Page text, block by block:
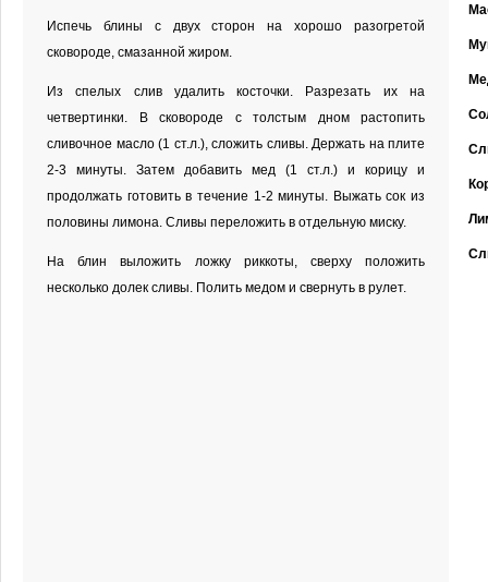
Испечь блины с двух сторон на хорошо разогретой
сковороде, смазанной жиром.
Из спелых слив удалить косточки. Разрезать их на
четвертинки. В сковороде с толстым дном растопить
сливочное масло (1 ст.л.), сложить сливы. Держать на плите
2-3 минуты. Затем добавить мед (1 ст.л.) и корицу и
продолжать готовить в течение 1-2 минуты. Выжать сок из
половины лимона. Сливы переложить в отдельную миску.
На блин выложить ложку риккоты, сверху положить
несколько долек сливы. Полить медом и свернуть в рулет.